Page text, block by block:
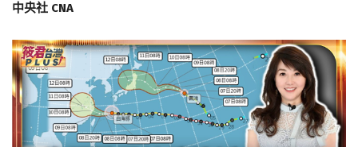
中央社 CNA